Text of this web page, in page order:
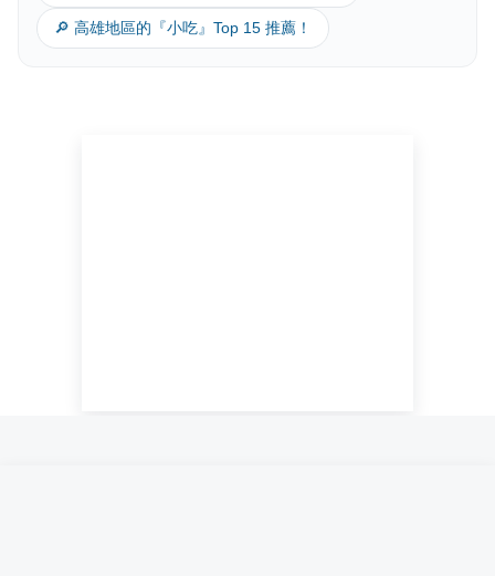
🔎 高雄地區的『小吃』Top 15 推薦！